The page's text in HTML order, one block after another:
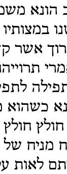
אשר
כשהוא
מניח של
לאות